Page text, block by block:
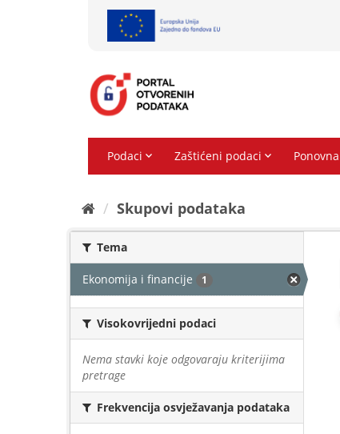
Skupovi podаtаkа
Tema
Ekonomija i financije 1
Visokovrijedni podaci
Nema stavki koje odgovaraju kriterijima
pretrage
Frekvencija osvježavanja podataka